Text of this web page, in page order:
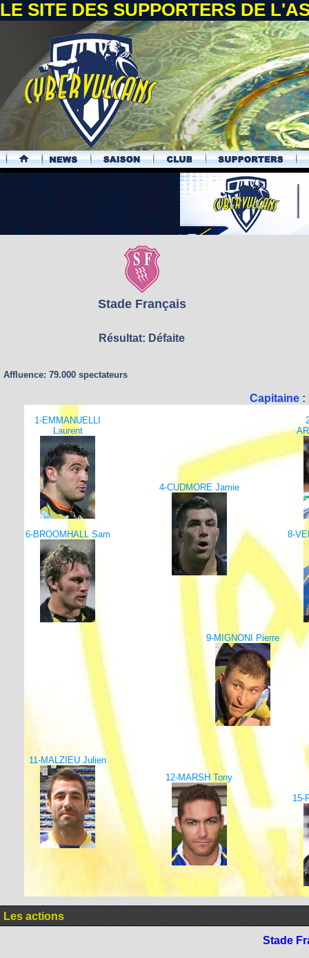
LE SITE DES SUPPORTERS DE
.
Stade Français
Résultat: Défaite
Affluence: 79.000 spectateurs
Capitaine :
1-EMMANUELLI
Laurent
4-CUDMORE Jamie
6-BROOMHALL Sam 8-
9-MIGNONI Pierre
11-MALZIEU Julien
12-MARSH Tony
15-
Les actions
Stade